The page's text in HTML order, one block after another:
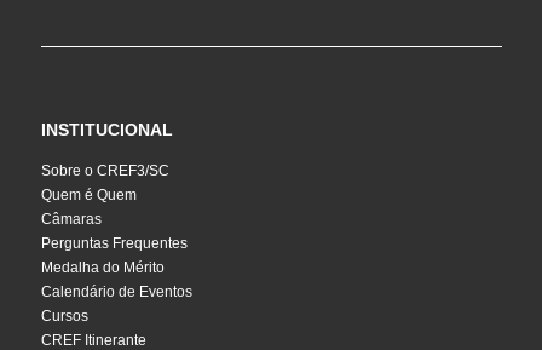
INSTITUCIONAL
Sobre o CREF3/SC
Quem é Quem
Câmaras
Perguntas Frequentes
Medalha do Mérito
Calendário de Eventos
Cursos
CREF Itinerante